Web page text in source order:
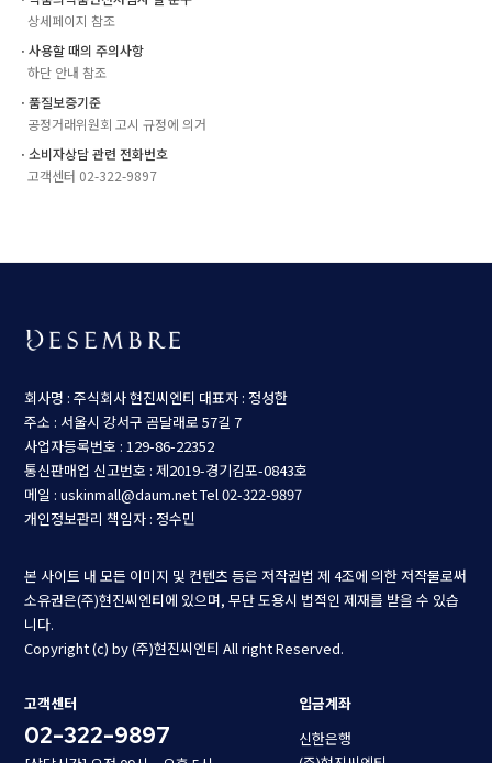
상세페이지 참조
ㆍ사용할 때의 주의사항
하단 안내 참조
ㆍ품질보증기준
공정거래위원회 고시 규정에 의거
ㆍ소비자상담 관련 전화번호
고객센터 02-322-9897
회사명 : 주식회사 현진씨엔티 대표자 : 정성한
주소 : 서울시 강서구 곰달래로 57길 7
사업자등록번호 : 129-86-22352
통신판매업 신고번호 : 제2019-경기김포-0843호
메일 : uskinmall@daum.netTel 02-322-9897
개인정보관리 책임자 : 정수민
본 사이트 내 모든 이미지 및 컨텐츠 등은 저작권법 제 4조에 의한 저작물로써
소유권은(주)현진씨엔티에 있으며, 무단 도용시 법적인 제재를 받을 수 있습
니다.
Copyright (c) by (주)현진씨엔티 All right Reserved.
고객센터
02-322-9897
입금계좌
신한은행